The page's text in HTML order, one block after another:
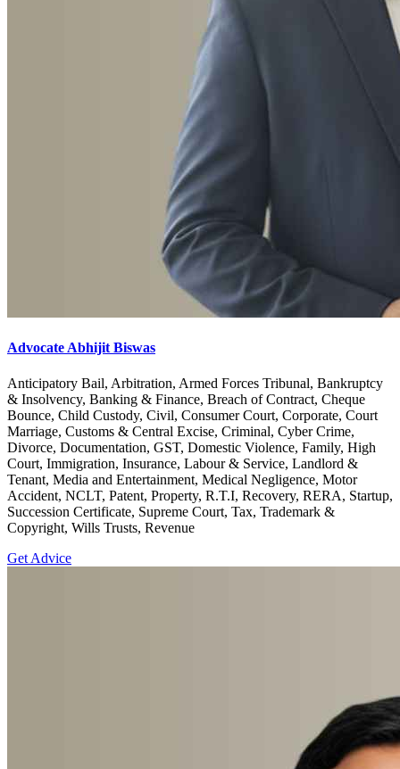
Advocate Abhijit Biswas
Anticipatory Bail, Arbitration, Armed Forces Tribunal, Bankruptcy
& Insolvency, Banking & Finance, Breach of Contract, Cheque
Bounce, Child Custody, Civil, Consumer Court, Corporate, Court
Marriage, Customs & Central Excise, Criminal, Cyber Crime,
Divorce, Documentation, GST, Domestic Violence, Family, High
Court, Immigration, Insurance, Labour & Service, Landlord &
Tenant, Media and Entertainment, Medical Negligence, Motor
Accident, NCLT, Patent, Property, R.T.I, Recovery, RERA, Startup,
Succession Certificate, Supreme Court, Tax, Trademark &
Copyright, Wills Trusts, Revenue
Get Advice